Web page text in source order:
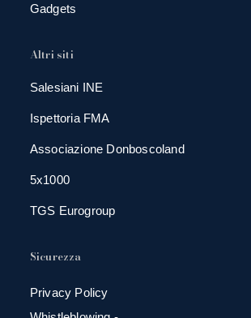
Gadgets
Altri siti
Salesiani INE
Ispettoria FMA
Associazione Donboscoland
5x1000
TGS Eurogroup
Sicurezza
Privacy Policy